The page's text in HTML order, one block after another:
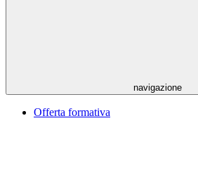
navigazione
Offerta formativa